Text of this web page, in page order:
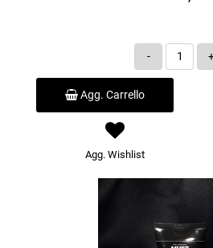
Quantità
Agg. Carrello
Agg. Wishlist